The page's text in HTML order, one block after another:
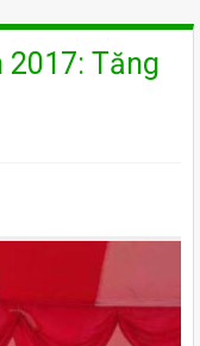
2017: Tăng